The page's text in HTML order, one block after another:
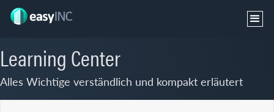
Learning Center
Alles Wichtige verständlich und kompakt erläutert